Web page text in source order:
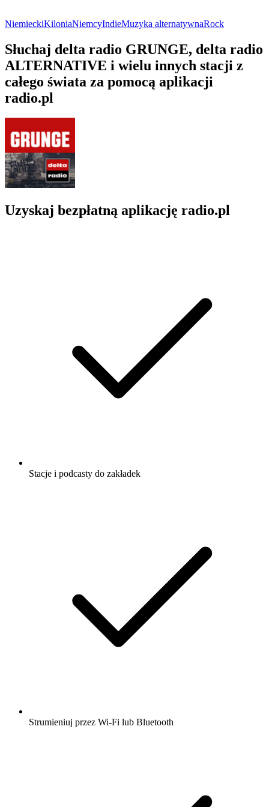
NiemieckiKiloniaNiemcyIndieMuzyka alternatywnaRock
Słuchaj delta radio GRUNGE, delta radio
ALTERNATIVE i wielu innych stacji z
całego świata za pomocą aplikacji
radio.pl
Uzyskaj bezpłatną aplikację radio.pl
Stacje i podcasty do zakładek
Strumieniuj przez Wi-Fi lub Bluetooth